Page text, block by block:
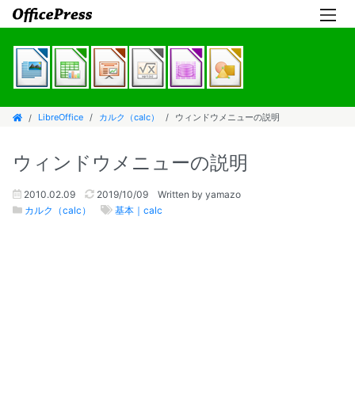
LibreOffice カルク（calc） ウィンドウメニューの説明
ウィンドウメニューの説明
2010.02.09 2019/10/09
Written by yamazo
カルク（calc）
基本｜calc